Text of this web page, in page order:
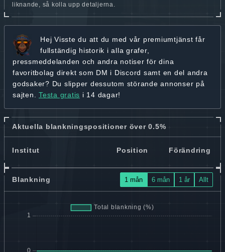
liknande, så kolla upp detaljerna.
Hej Visste du att du med vår premiumtjänst får
fullständig historik i alla grafer,
pressmeddelanden och andra notiser för dina
favoritbolag direkt som DM i Discord samt en del andra
godsaker? Du slipper dessutom störande annonser på
sajten. Testa gratis i 14 dagar!
Aktuella blankningspositioner över 0.5%
Institut Position Förändring
Blankning 1 mån 6 mån 1 år Allt